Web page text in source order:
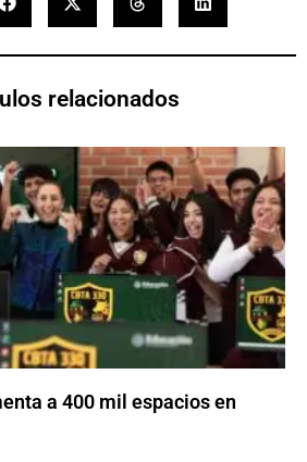
relacionados
a 400 mil espacios en